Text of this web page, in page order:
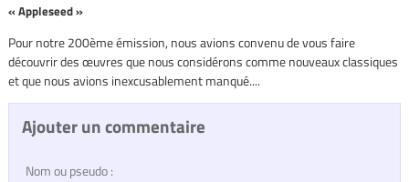
« Appleseed »
Pour notre 200ème émission, nous avions convenu de vous faire
découvrir des œuvres que nous considérons comme nouveaux classiques
et que nous avions inexcusablement manqué....
Ajouter un commentaire